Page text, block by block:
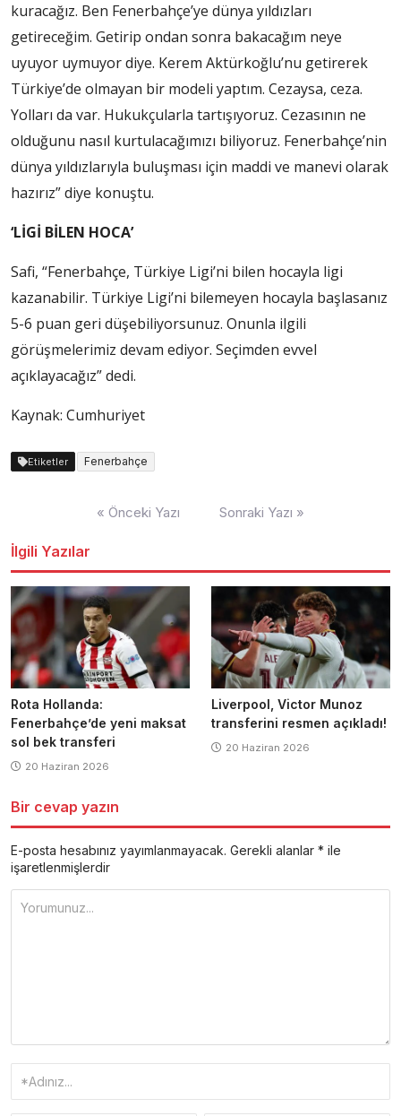
kuracağız. Ben Fenerbahçe’ye dünya yıldızları
getireceğim. Getirip ondan sonra bakacağım neye
uyuyor uymuyor diye. Kerem Aktürkoğlu’nu getirerek
Türkiye’de olmayan bir modeli yaptım. Cezaysa, ceza.
Yolları da var. Hukukçularla tartışıyoruz. Cezasının ne
olduğunu nasıl kurtulacağımızı biliyoruz. Fenerbahçe’nin
dünya yıldızlarıyla buluşması için maddi ve manevi olarak
hazırız” diye konuştu.
‘LİGİ BİLEN HOCA’
Safi, “Fenerbahçe, Türkiye Ligi’ni bilen hocayla ligi
kazanabilir. Türkiye Ligi’ni bilemeyen hocayla başlasanız
5-6 puan geri düşebiliyorsunuz. Onunla ilgili
görüşmelerimiz devam ediyor. Seçimden evvel
açıklayacağız” dedi.
Kaynak: Cumhuriyet
Etiketler Fenerbahçe
« Önceki Yazı Sonraki Yazı »
İlgili Yazılar
Rota Hollanda:
Fenerbahçe’de yeni maksat
sol bek transferi
20 Haziran 2026
Liverpool, Victor Munoz
transferini resmen açıkladı!
20 Haziran 2026
Bir cevap yazın
E-posta hesabınız yayımlanmayacak. Gerekli alanlar * ile
işaretlenmişlerdir